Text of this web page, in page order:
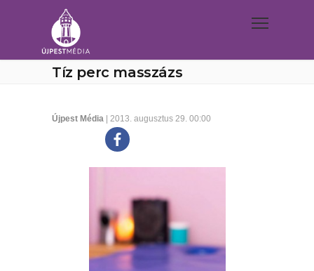
Tíz perc masszázs
Újpest Média | 2013. augusztus 29. 00:00